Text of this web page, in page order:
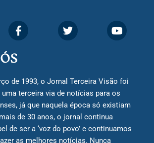
de 1993, o Jornal Terceira Visão foi
terceira via de notícias para os
já que naquela época só existiam
de 30 anos, o jornal continua
de ser a ‘voz do povo’ e continuamos
as melhores notícias. Nunca